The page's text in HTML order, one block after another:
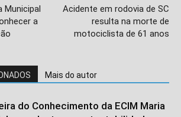
Municipal
a
Acidente em rodovia de SC
resulta na morte de
motociclista de 61 anos
Mais do autor
do Conhecimento da ECIM Maria